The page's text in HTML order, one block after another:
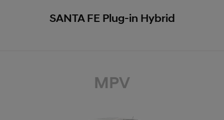
SANTA FE Plug-in Hybrid
MPV